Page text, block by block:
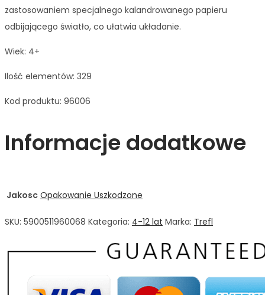
zastosowaniem specjalnego kalandrowanego papieru
odbijającego światło, co ułatwia układanie.
Wiek: 4+
Ilość elementów: 329
Kod produktu: 96006
Informacje dodatkowe
Jakosc Opakowanie Uszkodzone
SKU: 5900511960068 Kategoria: 4-12 lat Marka: Trefl